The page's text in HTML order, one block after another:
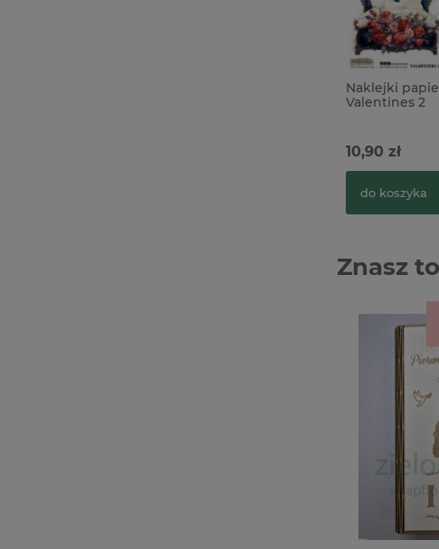
Naklejki
Valentines 2
10,90 zł
do koszyka
Znasz